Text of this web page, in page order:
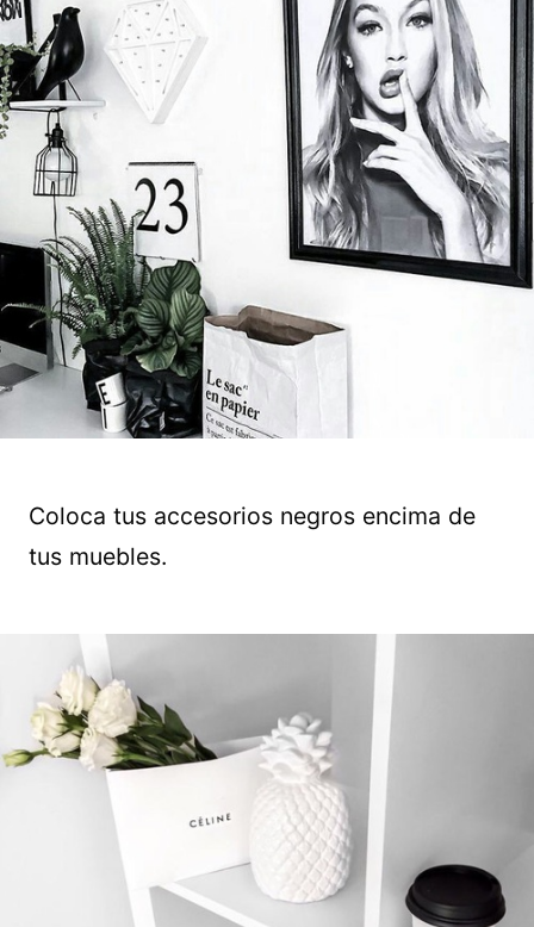
Coloca tus accesorios negros encima de
tus muebles.